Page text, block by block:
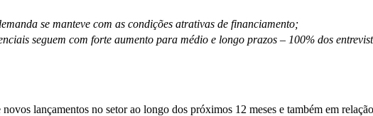
se manteve com as condições atrativas de financiamento;
seguem com forte aumento para médio e longo prazos – 100% dos
lançamentos no setor ao longo dos próximos 12 meses e também em